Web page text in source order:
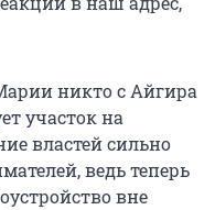
никто с Айгира
участок на
властей сильно
ведь теперь
вне